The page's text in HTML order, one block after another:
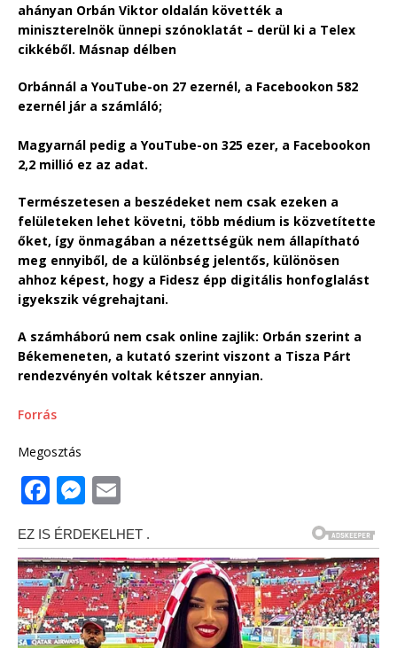
ahányan Orbán Viktor oldalán követték a
miniszterelnök ünnepi szónoklatát – derül ki a Telex
cikkéből. Másnap délben
Orbánnál a YouTube-on 27 ezernél, a Facebookon 582
ezernél jár a számláló;
Magyarnál pedig a YouTube-on 325 ezer, a Facebookon
2,2 millió ez az adat.
Természetesen a beszédeket nem csak ezeken a
felületeken lehet követni, több médium is közvetítette
őket, így önmagában a nézettségük nem állapítható
meg ennyiből, de a különbség jelentős, különösen
ahhoz képest, hogy a Fidesz épp digitális honfoglalást
igyekszik végrehajtani.
A számháború nem csak online zajlik: Orbán szerint a
Békemeneten, a kutató szerint viszont a Tisza Párt
rendezvényén voltak kétszer annyian.
Forrás
Megosztás
F
a
c
e
b
o
M
ss
e
n
g
ai
l